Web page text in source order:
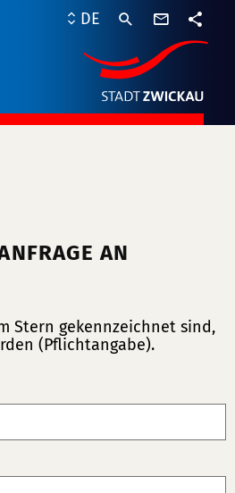
DE
AN
Stern gekennzeichnet sind,
(Pflichtangabe).